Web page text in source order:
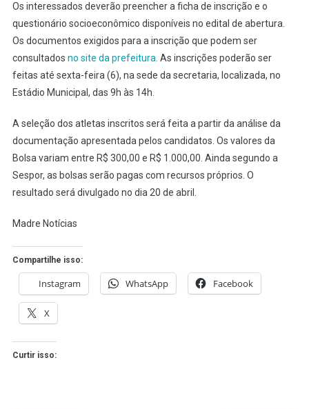
Os interessados deverão preencher a ficha de inscrição e o
questionário socioeconômico disponíveis no edital de abertura.
Os documentos exigidos para a inscrição que podem ser
consultados no site da prefeitura. As inscrições poderão ser
feitas até sexta-feira (6), na sede da secretaria, localizada, no
Estádio Municipal, das 9h às 14h.
A seleção dos atletas inscritos será feita a partir da análise da
documentação apresentada pelos candidatos. Os valores da
Bolsa variam entre R$ 300,00 e R$ 1.000,00. Ainda segundo a
Sespor, as bolsas serão pagas com recursos próprios. O
resultado será divulgado no dia 20 de abril.
Madre Notícias
Compartilhe isso:
Instagram WhatsApp Facebook
X
Curtir isso: